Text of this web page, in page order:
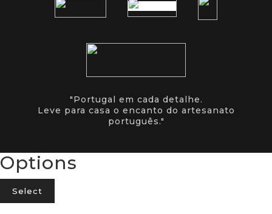
"Portugal em cada detalhe.
Leve para casa o encanto do artesanato
português."
Options
Select